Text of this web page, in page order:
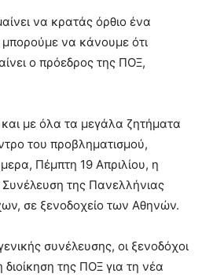
να κρατάς όρθιο ένα
μπορούμε να κάνουμε ότι
ο πρόεδρος της ΠΟΞ,
με όλα τα μεγάλα ζητήματα
του προβληματισμού,
Πέμπτη 19 Απριλίου, η
Συνέλευση της Πανελλήνιας
σε ξενοδοχείο των Αθηνών.
συνέλευσης, οι ξενοδόχοι
της ΠΟΞ για τη νέα